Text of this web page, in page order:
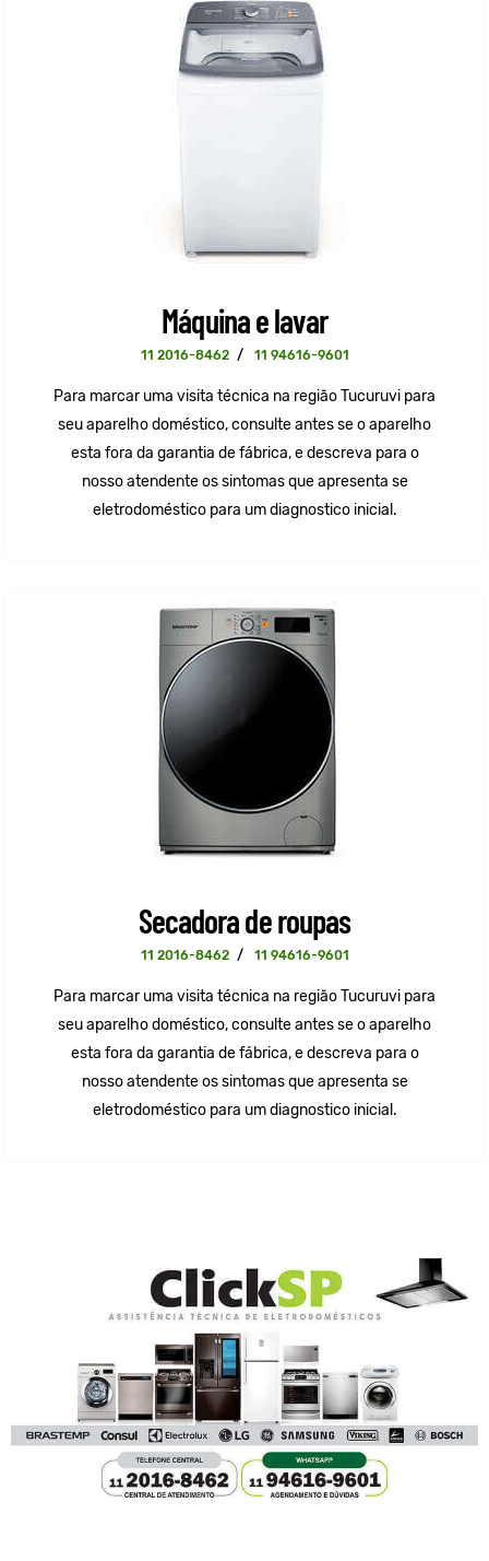
Máquina e lavar
11 2016-8462 / 11 94616-9601
Para marcar uma visita técnica na região Tucuruvi para
seu aparelho doméstico, consulte antes se o aparelho
esta fora da garantia de fábrica, e descreva para o
nosso atendente os sintomas que apresenta se
eletrodoméstico para um diagnostico inicial.
Secadora de roupas
11 2016-8462 / 11 94616-9601
Para marcar uma visita técnica na região Tucuruvi para
seu aparelho doméstico, consulte antes se o aparelho
esta fora da garantia de fábrica, e descreva para o
nosso atendente os sintomas que apresenta se
eletrodoméstico para um diagnostico inicial.